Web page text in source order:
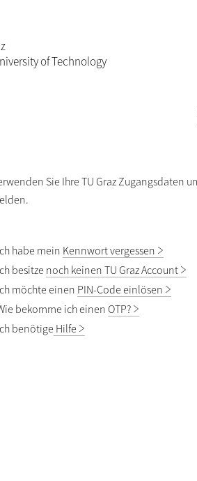
of Technology
Sie Ihre TU Graz Zugangsdaten
habe mein Kennwort vergessen
besitze noch keinen TU Graz Account
möchte einen PIN-Code einlösen
bekomme ich einen OTP?
benötige Hilfe